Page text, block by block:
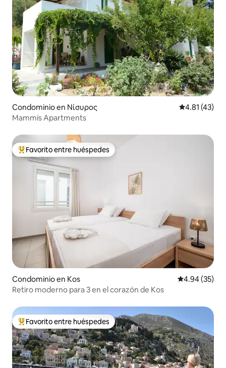
Condominio en Νίσυρος Calificación
4.81 (43)
Mammis Apartments
De los mejores en Favorito entre huéspedes
Favorito entre huéspedes
Condominio en Kos Calificación
4.94 (35)
Retiro moderno para 3 en el corazón de Kos
De los mejores en Favorito entre huéspedes
Favorito entre huéspedes